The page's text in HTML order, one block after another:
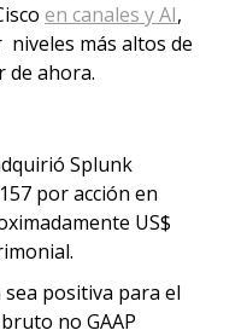
en canales y AI,
más altos de
de ahora.
Splunk
por acción en
US$
positiva para el
no GAAP